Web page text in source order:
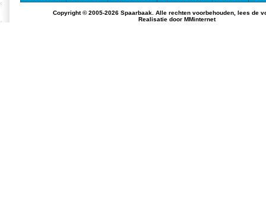
Copyright © 2005-2026 Spaarbaak. Alle rechten voorbehouden, lees de
Realisatie door MMinternet